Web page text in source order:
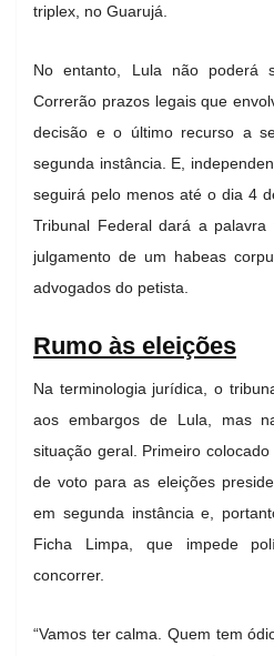
triplex, no Guarujá.
No entanto, Lula não poderá
Correrão prazos legais que
decisão e o último recurso a
segunda instância. E,
seguirá pelo menos até o dia 4
Tribunal Federal dará a
julgamento de um habeas
advogados do petista.
Rumo às eleições
Na terminologia jurídica, o
aos embargos de Lula, mas
situação geral. Primeiro
de voto para as eleições
em segunda instância e,
Ficha Limpa, que impede
concorrer.
“Vamos ter calma. Quem tem